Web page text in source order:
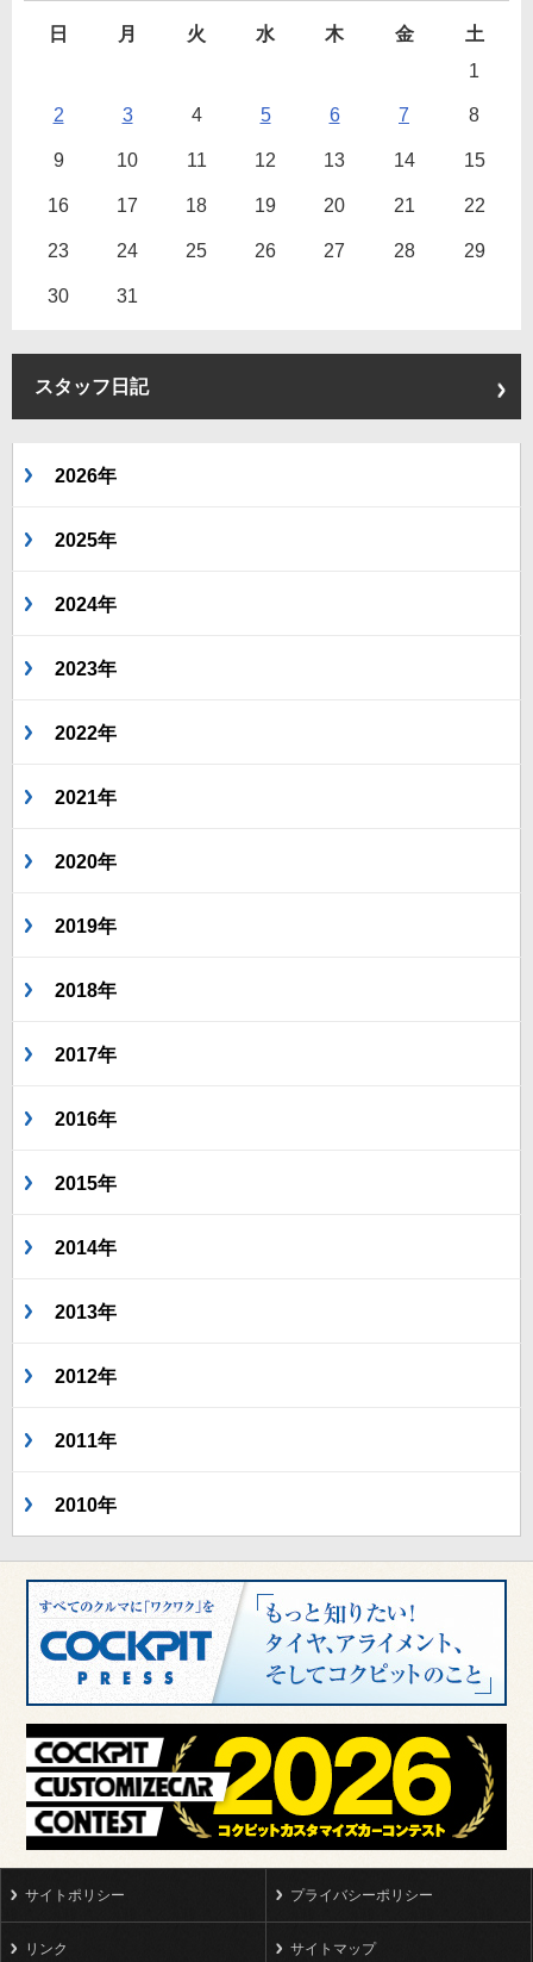
日 月 火 水 木 金
土
1
2 3 4 5 6 7 8
9 10 11 12 13 14 15
16 17 18 19 20 21 22
23 24 25 26 27 28 29
30 31
スタッフ日記
2026年
2025年
2024年
2023年
2022年
2021年
2020年
2019年
2018年
2017年
2016年
2015年
2014年
2013年
2012年
2011年
2010年
サイトポリシー プライバシーポリシー
リンク サイトマップ